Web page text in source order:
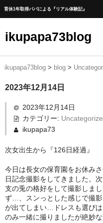
育休1年取得パパによる『リアル体験記』
ikupapa73blog
ホーム
blog
1年間の育児休暇取得までの
育児休暇中の一日の流れ
育児休暇中に育児以外で実施
育児休暇中に家事時短、育
赤ちゃんの1人ねんね方法
出産後手続きリスト
ikupapa73blog > blog >
2023年12月14日
2023年12月14日
カテゴリー:
ikupapa73
次女出生から『126日経過』
今日は長女の保育園をお休み
日記念撮影をしてきました。
支の兎の格好をして撮影しま
ず…、スンっとした感じで撮
が出てしまい…ドレスも選び
のみ一緒に撮りましたが絶妙